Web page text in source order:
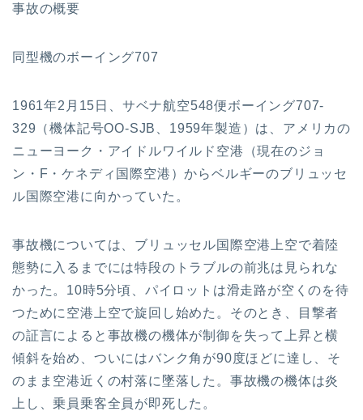
事故の概要
同型機のボーイング707
1961年2月15日、サベナ航空548便ボーイング707-
329（機体記号OO-SJB、1959年製造）は、アメリカの
ニューヨーク・アイドルワイルド空港（現在のジョ
ン・F・ケネディ国際空港）からベルギーのブリュッセ
ル国際空港に向かっていた。
事故機については、ブリュッセル国際空港上空で着陸
態勢に入るまでには特段のトラブルの前兆は見られな
かった。10時5分頃、パイロットは滑走路が空くのを待
つために空港上空で旋回し始めた。そのとき、目撃者
の証言によると事故機の機体が制御を失って上昇と横
傾斜を始め、ついにはバンク角が90度ほどに達し、そ
のまま空港近くの村落に墜落した。事故機の機体は炎
上し、乗員乗客全員が即死した。